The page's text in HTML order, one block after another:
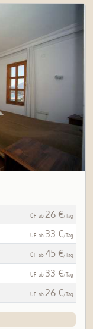
ÜF ab 26 €/Tag
ÜF ab 33 €/Tag
ÜF ab 45 €/Tag
ÜF ab 33 €/Tag
ÜF ab 26 €/Tag